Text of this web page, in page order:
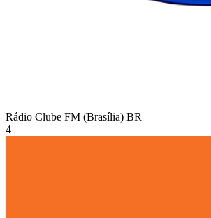
Rádio Clube FM (Brasília) BR
4